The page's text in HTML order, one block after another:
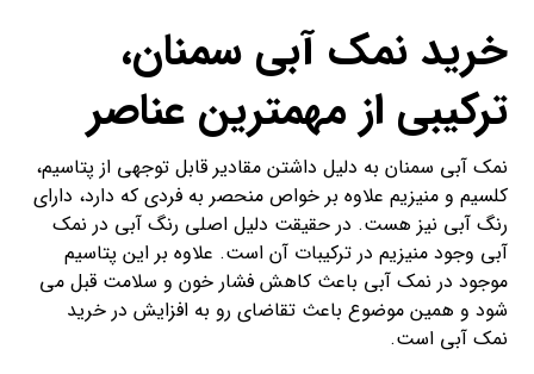
خرید نمک آبی سمنان،
ترکیبی از مهمترین عناصر
نمک آبی سمنان به دلیل داشتن مقادیر قابل توجهی از پتاسیم،
کلسیم و منیزیم علاوه بر خواص منحصر به فردی که دارد، دارای
رنگ آبی نیز هست. در حقیقت دلیل اصلی رنگ آبی در نمک
آبی وجود منیزیم در ترکیبات آن است. علاوه بر این پتاسیم
موجود در نمک آبی باعث کاهش فشار خون و سلامت قبل می
شود و همین موضوع باعث تقاضای رو به افزایش در خرید
نمک آبی است.